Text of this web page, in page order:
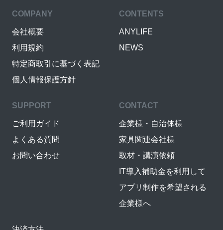
COMPANY
会社概要
利用規約
特定商取引に基づく表記
個人情報保護方針
CONTENTS
ANYLIFE
NEWS
SUPPORT
ご利用ガイド
よくある質問
お問い合わせ
CONTACT
企業様・自治体様
家具関連会社様
取材・講演依頼
IT導入補助金を利用して
アプリ制作を希望される
企業様へ